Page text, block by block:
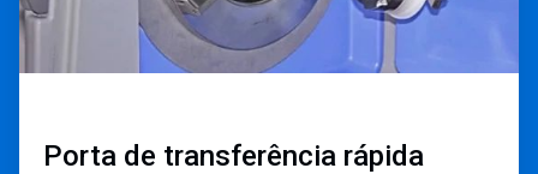
Porta de transferência rápida